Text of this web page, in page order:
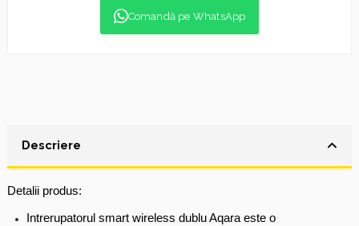
Comandă pe WhatsApp
Descriere
Detalii produs:
Intrerupatorul smart wireless dublu Aqara este o